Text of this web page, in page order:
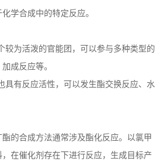
学合成中的特定反应。
较为活泼的官能团，可以参与多种类型的
成反应等。
具有反应活性，可以发生酯交换反应、水
的合成方法通常涉及酯化反应。以氯甲
在催化剂存在下进行反应，生成目标产